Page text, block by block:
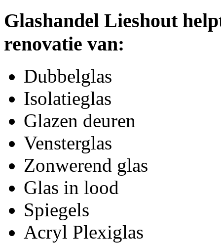
Glashandel Lieshout
renovatie van:
Dubbelglas
Isolatieglas
Glazen deuren
Vensterglas
Zonwerend glas
Glas in lood
Spiegels
Acryl Plexiglas